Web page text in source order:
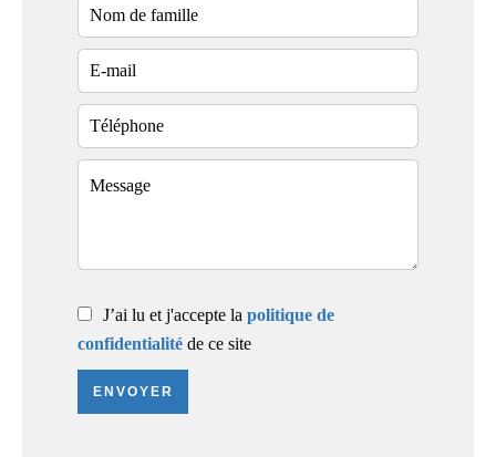
J’ai lu et j'accepte la politique de
confidentialité de ce site
ENVOYER